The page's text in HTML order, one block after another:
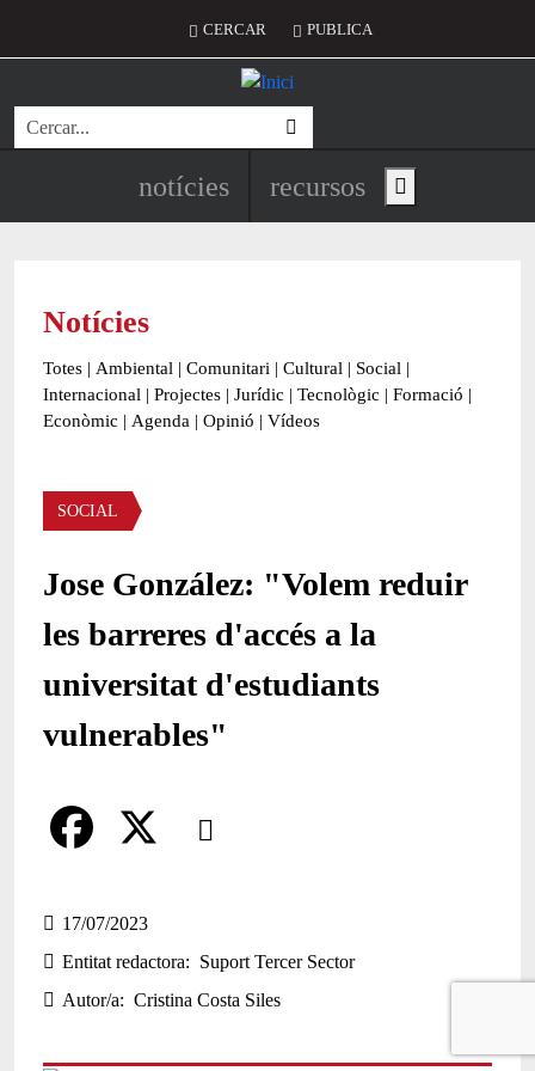
Menú del compte d'usuari
CERCAR PUBLICA
Cerca
Navegació principal de
notícies recursos Show main menu
Notícies
Totes | Ambiental | Comunitari | Cultural | Social |
Internacional | Projectes | Jurídic | Tecnològic | Formació |
Econòmic | Agenda | Opinió | Vídeos
Àmbit de la notícia
SOCIAL
Jose González: "Volem reduir
les barreres d'accés a la
universitat d'estudiants
vulnerables"
Comparteix
a
c
e
17/07/2023
Entitat redactora
Suport Tercer Sector
Autor/a
Cristina Costa Siles